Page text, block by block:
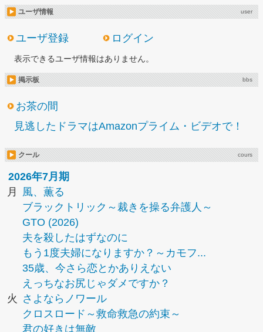
ユーザ情報 user
ユーザ登録 ログイン
表示できるユーザ情報はありません。
掲示板 bbs
お茶の間
見逃したドラマはAmazonプライム・ビデオで！
クール cours
2026年7月期
月
風、薫る
ブラックトリック～裁きを操る弁護人～
GTO (2026)
夫を殺したはずなのに
もう1度夫婦になりますか？～カモフ...
35歳、今さら恋とかありえない
えっちなお尻じゃダメですか？
火
さよならノワール
クロスロード～救命救急の約束～
君の好きは無敵